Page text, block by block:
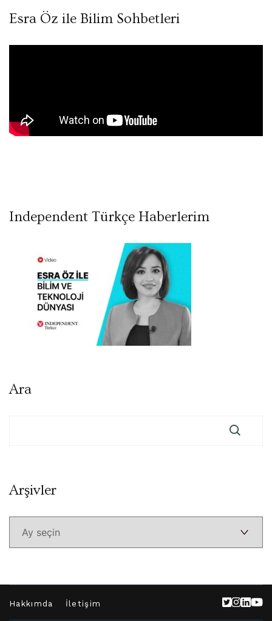
Esra Öz ile Bilim Sohbetleri
Independent Türkçe Haberlerim
Ara
ArşivlerArşivler
Hakkımda İletişim